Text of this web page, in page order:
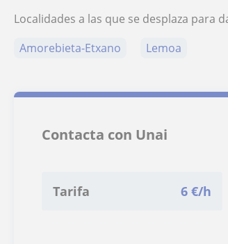
Localidades a las que se desplaza para
Amorebieta-Etxano
Lemoa
Contacta con Unai
Tarifa 6 €/h